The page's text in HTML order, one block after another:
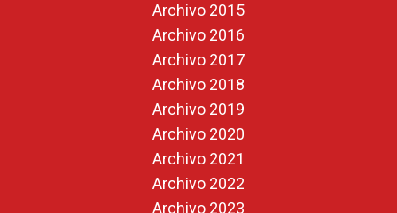
Archivo 2015
Archivo 2016
Archivo 2017
Archivo 2018
Archivo 2019
Archivo 2020
Archivo 2021
Archivo 2022
Archivo 2023